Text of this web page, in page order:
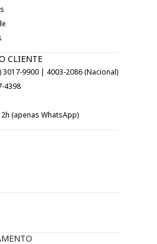
CLIENTE
3017-9900 | 4003-2086 (Nacional)
4398
(apenas WhatsApp)